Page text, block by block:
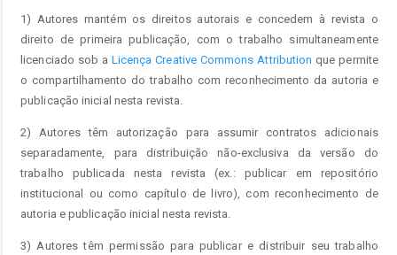
1) Autores mantém os direitos autorais e concedem à revista o
direito de primeira publicação, com o trabalho simultaneamente
licenciado sob a Licença Creative Commons Attribution que permite
o compartilhamento do trabalho com reconhecimento da autoria e
publicação inicial nesta revista.
2) Autores têm autorização para assumir contratos adicionais
separadamente, para distribuição não-exclusiva da versão do
trabalho publicada nesta revista (ex.: publicar em repositório
institucional ou como capítulo de livro), com reconhecimento de
autoria e publicação inicial nesta revista.
3) Autores têm permissão para publicar e distribuir seu trabalho